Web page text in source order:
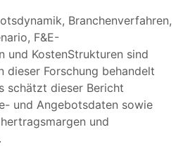
Branchenverfahren,
F&E-
und KostenStrukturen sind
dieser Forschung behandelt
schätzt dieser Bericht
und Angebotsdaten sowie
und